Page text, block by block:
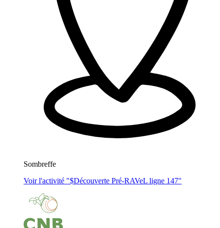
Sombreffe
Voir l'activité "$Découverte Pré-RAVeL ligne 147"